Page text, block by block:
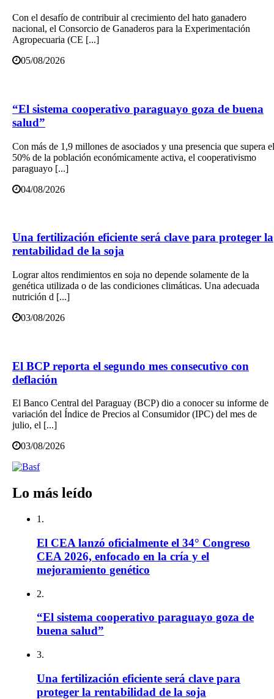
Con el desafío de contribuir al crecimiento del hato ganadero
nacional, el Consorcio de Ganaderos para la Experimentación
Agropecuaria (CE [...]
05/08/2026
“El sistema cooperativo paraguayo goza de buena
salud”
Con más de 1,9 millones de asociados y una presencia que supera el
50% de la población económicamente activa, el cooperativismo
paraguayo [...]
04/08/2026
Una fertilización eficiente será clave para proteger la
rentabilidad de la soja
Lograr altos rendimientos en soja no depende solamente de la
genética utilizada o de las condiciones climáticas. Una adecuada
nutrición d [...]
03/08/2026
El BCP reporta el segundo mes consecutivo con
deflación
El Banco Central del Paraguay (BCP) dio a conocer su informe de
variación del Índice de Precios al Consumidor (IPC) del mes de
julio, el [...]
03/08/2026
Lo más leído
1.
El CEA lanzó oficialmente el 34° Congreso
CEA 2026, enfocado en la cría y el
mejoramiento genético
2.
“El sistema cooperativo paraguayo goza de
buena salud”
3.
Una fertilización eficiente será clave para
proteger la rentabilidad de la soja